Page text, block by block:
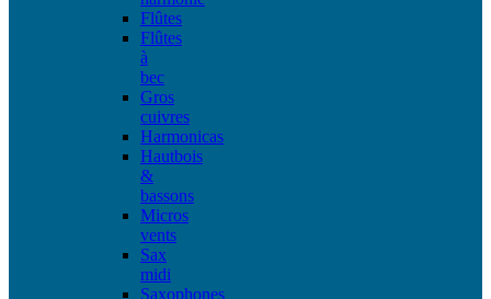
Flûtes
Flûtes
à
bec
Gros
cuivres
Harmonicas
Hautbois
&
bassons
Micros
vents
Sax
midi
Saxophones